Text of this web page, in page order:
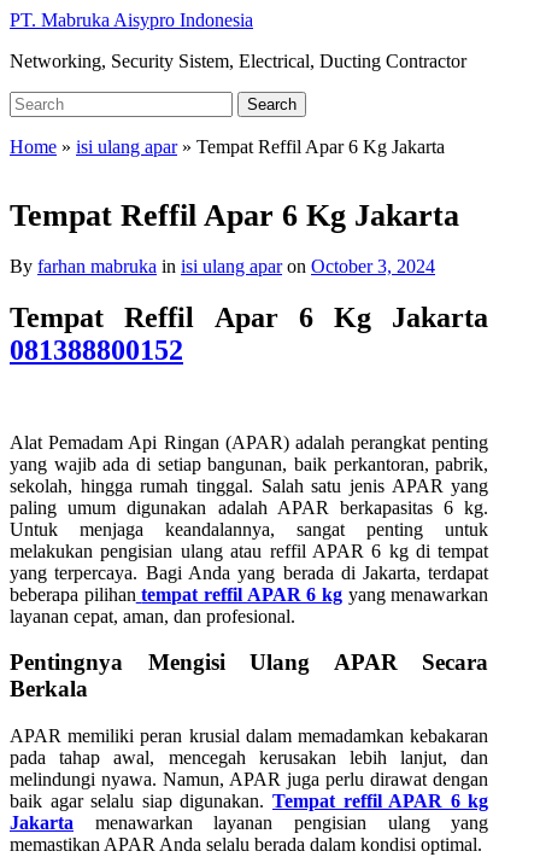
Skip
main
PT. Mabruka Aisypro Indonesia
Networking, Security Sistem, Electrical, Ducting Contractor
Search
for:
Search
Home » isi ulang apar» Tempat Reffil Apar 6 Kg Jakarta
Tempat Reffil Apar 6 Kg Jakarta
By farhan mabruka in isi ulang aparon October 3, 2024
Tempat Reffil Apar 6 Kg Jakarta
081388800152
Alat Pemadam Api Ringan (APAR) adalah perangkat penting
yang wajib ada di setiap bangunan, baik perkantoran, pabrik,
sekolah, hingga rumah tinggal. Salah satu jenis APAR yang
paling umum digunakan adalah APAR berkapasitas 6 kg.
Untuk menjaga keandalannya, sangat penting untuk
melakukan pengisian ulang atau reffil APAR 6 kg di tempat
yang terpercaya. Bagi Anda yang berada di Jakarta, terdapat
beberapa pilihan tempat reffil APAR 6 kg yang menawarkan
layanan cepat, aman, dan profesional.
Pentingnya Mengisi Ulang APAR Secara
Berkala
APAR memiliki peran krusial dalam memadamkan kebakaran
pada tahap awal, mencegah kerusakan lebih lanjut, dan
melindungi nyawa. Namun, APAR juga perlu dirawat dengan
baik agar selalu siap digunakan.Tempat reffil APAR 6 kg
Jakarta menawarkan layanan pengisian ulang yang
memastikan APAR Anda selalu berada dalam kondisi optimal.